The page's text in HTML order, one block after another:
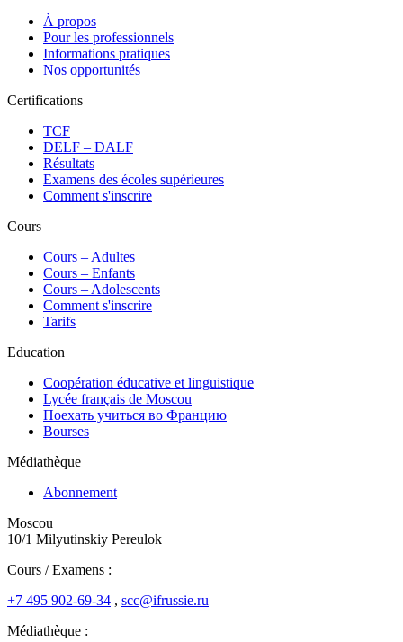
À propos
Pour les professionnels
Informations pratiques
Nos opportunités
Certifications
TCF
DELF – DALF
Résultats
Examens des écoles supérieures
Comment s'inscrire
Cours
Сours – Adultes
Cours – Enfants
Cours – Adolescents
Comment s'inscrire
Tarifs
Education
Coopération éducative et linguistique
Lycée français de Moscou
Поехать учиться во Францию
Bourses
Médiathèque
Abonnement
Moscou
10/1 Milyutinskiy Pereulok
Cours / Examens :
+7 495 902-69-34 , scc@ifrussie.ru
Médiathèque :